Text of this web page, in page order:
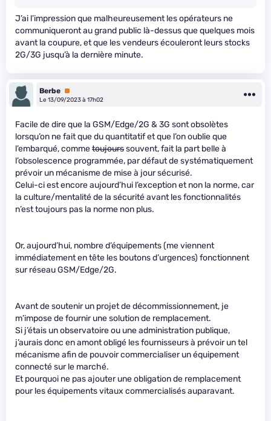
J’ai l’impression que malheureusement les opérateurs ne
communiqueront au grand public là-dessus que quelques mois
avant la coupure, et que les vendeurs écouleront leurs stocks
2G/3G jusqu’à la dernière minute.
Berbe Premium
Le 13/09/2023 à 17h02
Facile de dire que la GSM/Edge/2G & 3G sont obsolètes
lorsqu’on ne fait que du quantitatif et que l’on oublie que
l’embarqué, commetoujourssouvent, fait la part belle à
l’obsolescence programmée, par défaut de systématiquement
prévoir un mécanisme de mise à jour sécurisé.
Celui-ci est encore aujourd’hui l’exception et non la norme, car
la culture/mentalité de la sécurité avant les fonctionnalités
n’est toujours pas la norme non plus.
Or, aujourd’hui, nombre d’équipements (me viennent
immédiatement en tête les boutons d’urgences) fonctionnent
sur réseau GSM/Edge/2G.
Avant de soutenir un projet de décommissionnement, je
m’impose de fournir une solution de remplacement.
Si j’étais un observatoire ou une administration publique,
j’aurais donc en amont obligé les fournisseurs à prévoir un tel
mécanisme afin de pouvoir commercialiser un équipement
connecté sur le marché.
Et pourquoi ne pas ajouter une obligation de remplacement
pour les équipements vitaux commercialisés auparavant.